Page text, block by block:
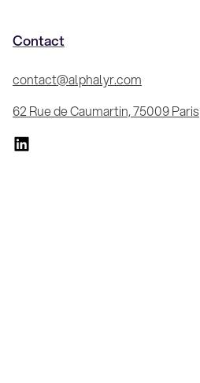
Contact
contact@alphalyr.com
62 Rue de Caumartin, 75009 Paris